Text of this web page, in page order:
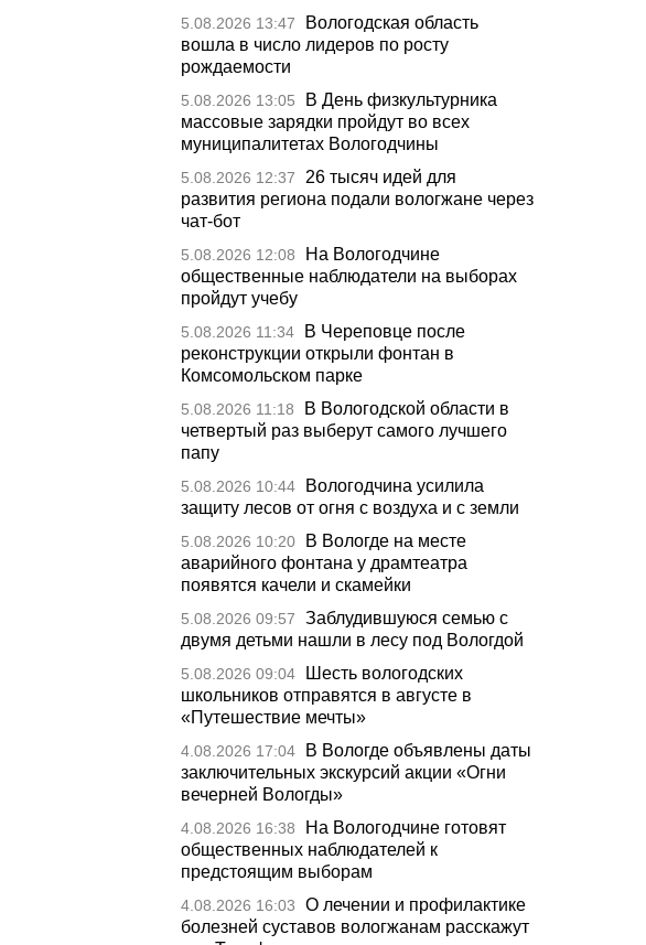
5.08.2026 13:47
Вологодская область
вошла в число лидеров по росту
рождаемости
5.08.2026 13:05
В День физкультурника
массовые зарядки пройдут во всех
муниципалитетах Вологодчины
5.08.2026 12:37
26 тысяч идей для
развития региона подали вологжане через
чат-бот
5.08.2026 12:08
На Вологодчине
общественные наблюдатели на выборах
пройдут учебу
5.08.2026 11:34
В Череповце после
реконструкции открыли фонтан в
Комсомольском парке
5.08.2026 11:18
В Вологодской области в
четвертый раз выберут самого лучшего
папу
5.08.2026 10:44
Вологодчина усилила
защиту лесов от огня с воздуха и с земли
5.08.2026 10:20
В Вологде на месте
аварийного фонтана у драмтеатра
появятся качели и скамейки
5.08.2026 09:57
Заблудившуюся семью с
двумя детьми нашли в лесу под Вологдой
5.08.2026 09:04
Шесть вологодских
школьников отправятся в августе в
«Путешествие мечты»
4.08.2026 17:04
В Вологде объявлены даты
заключительных экскурсий акции «Огни
вечерней Вологды»
4.08.2026 16:38
На Вологодчине готовят
общественных наблюдателей к
предстоящим выборам
4.08.2026 16:03
О лечении и профилактике
болезней суставов вологжанам расскажут